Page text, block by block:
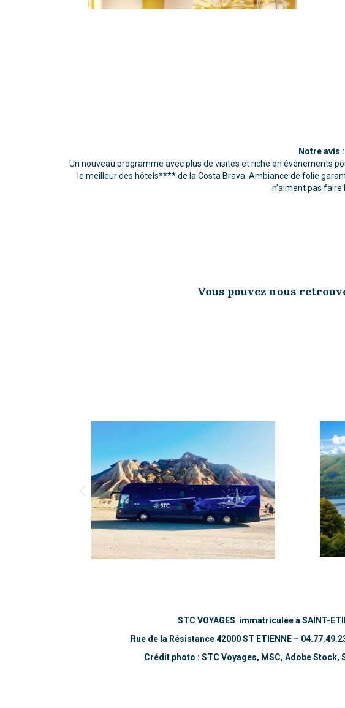
Notre avis :
Un nouveau programme avec plus de visites et riche en évènements
le meilleur des hôtels**** de la Costa Brava. Ambiance de folie
n’aiment pas faire
Vous pouvez nous
STC VOYAGES immatriculée à SAINT-
Rue de la Résistance 42000 ST ETIENNE –
Crédit photo : STC Voyages, MSC, Adobe Stock,